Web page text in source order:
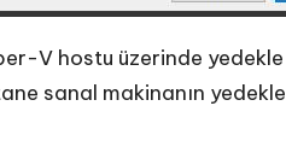
V hostu üzerinde
sanal makinanın